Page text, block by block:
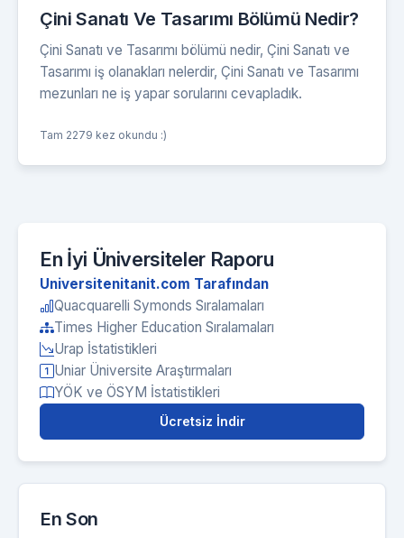
Çini Sanatı Ve Tasarımı Bölümü Nedir?
Çini Sanatı ve Tasarımı bölümü nedir, Çini Sanatı ve
Tasarımı iş olanakları nelerdir, Çini Sanatı ve Tasarımı
mezunları ne iş yapar sorularını cevapladık.
Tam 2279 kez okundu :)
En İyi Üniversiteler Raporu
Universitenitanit.com Tarafından
Quacquarelli Symonds Sıralamaları
Times Higher Education Sıralamaları
Urap İstatistikleri
Uniar Üniversite Araştırmaları
YÖK ve ÖSYM İstatistikleri
Ücretsiz İndir
En Son